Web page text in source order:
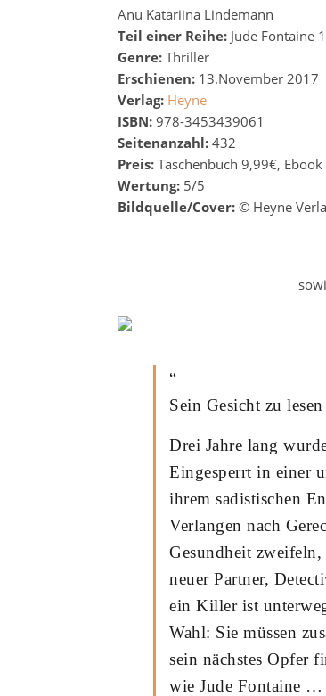
Anu Katariina Lindemann
Teil einer Reihe: Jude Fontaine 1
Genre: Thriller
Erschienen: 13.November 2017
Verlag: Heyne
ISBN: 978-3453439061
Seitenanzahl: 432
Preis: Taschenbuch 9,99€,
Wertung: 5/5
Bildquelle/Cover: © Heyne
“
Sein Gesicht zu
Drei Jahre lang
Eingesperrt in einer
ihrem sadistischen
Verlangen nach
Gesundheit
neuer Partner,
ein Killer ist
Wahl: Sie müssen
sein nächstes Opfer
wie Jude Fontaine …